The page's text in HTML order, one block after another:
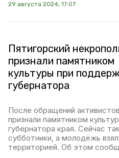
29 августа 2024, 17:07
Пятигорский
признали памятником
культуры при
губернатора
После обращений
признали памятником
губернатора края. Сейчас
субботники, а молодёжь
территорией. Об этом